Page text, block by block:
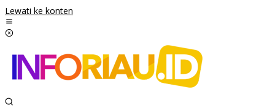
Lewati ke konten